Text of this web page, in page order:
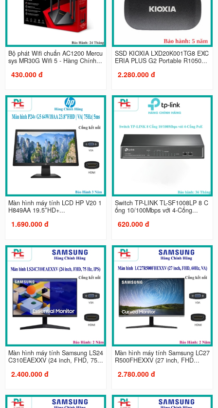
Bộ phát Wifi chuẩn AC1200 Mercu
sys MR30G Wifi 5 - Hàng Chính...
430.000 đ
SSD KIOXIA LXD20K001TG8 EXC
ERIA PLUS G2 Portable R1050...
2.280.000 đ
Màn hình máy tính LCD HP V20 1
H849AA 19.5″HD+...
1.690.000 đ
Switch TP-LINK TL-SF1008LP 8 C
ổng 10/100Mbps với 4-Cổng...
620.000 đ
Màn hình máy tính Samsung LS24
C310EAEXXV (24 inch, FHD, 75...
2.400.000 đ
Màn hình máy tính Samsung LC27
R500FHEXXV (27 inch, FHD...
2.780.000 đ